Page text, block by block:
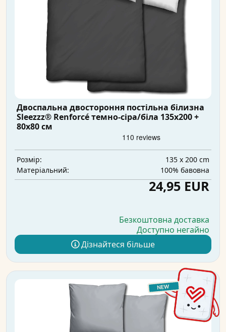
Двоспальна двостороння постільна білизна
Sleezzz® Renforcé темно-сіра/біла 135x200 +
80x80 см
Розмір:
135 x 200 cm
Матеріальний:
100% бавовна
24,95 EUR
Безкоштовна доставка
Доступно негайно
Дізнайтеся більше